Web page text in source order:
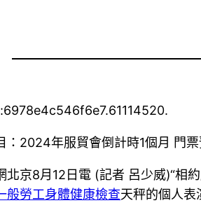
：2024年服貿會倒計時1個月 門
北京8月12日電 (記者 呂少威)“相
般勞工身體健康檢查天秤的個人表